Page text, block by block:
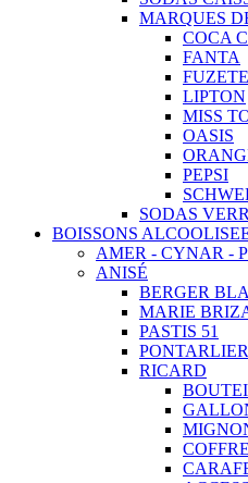
MARQUES
COCA
FANTA
LIPTON
MISS
OASIS
PEPSI
SODAS
BOISSONS
AMER - CYNAR -
ANISÉ
BERGER
MARIE
PASTIS 51
PONTARLIER
RICARD